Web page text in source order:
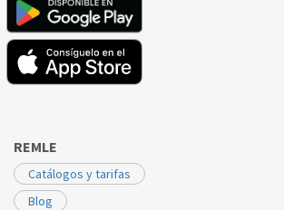
REMLE
Catálogos y tarifas
Blog